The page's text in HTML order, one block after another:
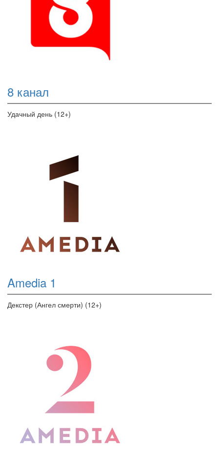
8 канал
Удачный день (12+)
Amedia 1
Декстер (Ангел смерти) (12+)